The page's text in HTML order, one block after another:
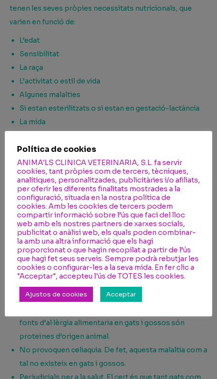
tenen les seves pròpies necessitats nutricionals, que
varien en funció de:
L’edat
Sensibilitat
La raça
L’activitat o estil de vida
Algunes malalties
Si estan esterilitzats o si estan en gestació-lactància
La mida
o enemics?
Doncs sense cap mena de dubte, amic.
Ajuden a proporcionar una nutrició completa i
equilibrada.
Són una excel·lent font d’energia i molt rica en
nutrients: aminoàcids, vitamines, minerals, hidrats de
carboni, fibra i àcids grassos.
Principals cereals utilitzats: arròs, blat, blat de moro,
civada.
I què NO són els cereals?
fonts d’al·lèrgia alimentaria en gats i gossos són
proteïnes d’origen animal.
No provoquen celiaquia. De fet, aquesta malaltia com a
tal no existeix en gats i gossos.
Política de cookies
ANIMA'LS CLINICA VETERINARIA, S.L. fa servir
cookies, tant pròpies com de tercers, tècniques,
analítiques, personalitzades, publicitàries i/o afiliats,
per oferir les diferents finalitats mostrades a la
configuració, situada en la nostra política de
cookies. Amb les cookies de tercers podem
compartir informació sobre l’ús que faci del lloc
web amb els nostres partners de xarxes socials,
publicitat o anàlisi web, els quals poden combinar-
la amb una altra informació que els hagi
proporcionat o que hagin recopilat a partir de l’ús
que hagi fet seus serveis. Sempre podrà rebutjar les
cookies o configurar-les a la seva mida. En fer clic a
"Acceptar", accepteu l'ús de TOTES les cookies.
Ajustos de cookies Acceptar